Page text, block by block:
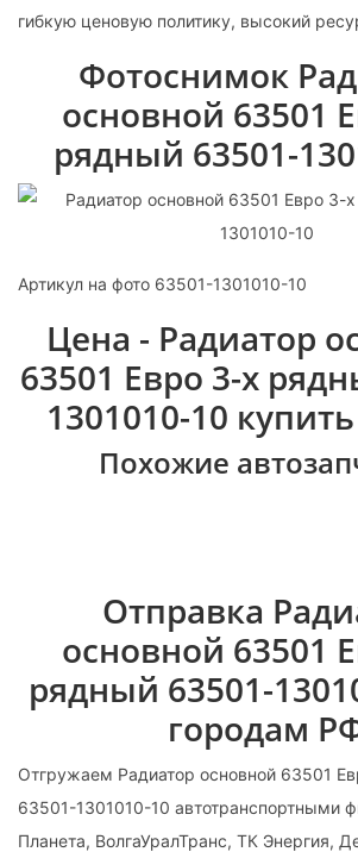
гибкую ценовую политику, высокий
Фотоснимок
основной 63501
рядный 63501-
Артикул на фото 63501-1301010-10
Цена - Радиатор
63501 Евро 3-х
1301010-10
Похожие
Отправка
основной 63501
рядный 63501-
городам
Отгружаем Радиатор основной 63501
63501-1301010-10 автотранспортными
Планета, ВолгаУралТранс, ТК Энергия,